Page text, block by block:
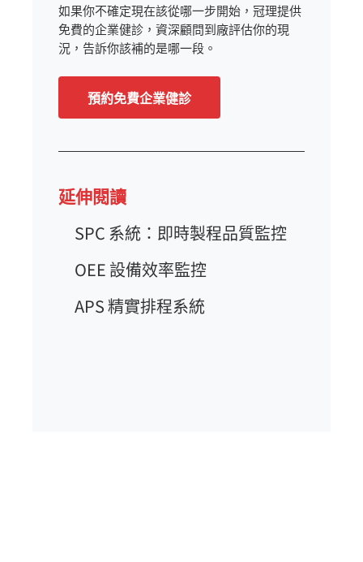
如果你不確定現在該從哪一步開始，冠理提供
免費的企業健診，資深顧問到廠評估你的現
況，告訴你該補的是哪一段。
預約免費企業健診
延伸閱讀
SPC 系統：即時製程品質監控
OEE 設備效率監控
APS 精實排程系統